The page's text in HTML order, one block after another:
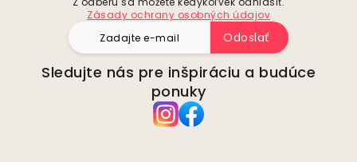
Zásady ochrany osobných údajov
Odoslať
Sledujte nás pre inšpiráciu a budúce
ponuky